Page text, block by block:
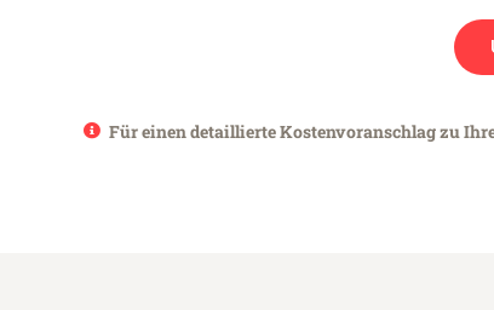
Für einen detaillierte Kostenvoranschlag zu